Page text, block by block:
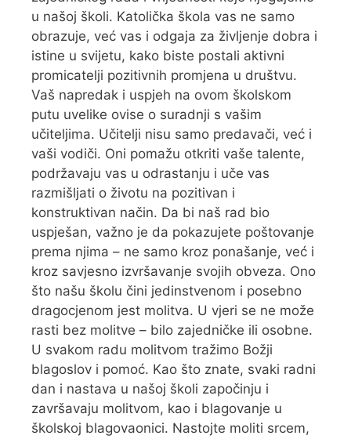
u našoj školi. Katolička škola vas ne samo
obrazuje, već vas i odgaja za življenje dobra i
istine u svijetu, kako biste postali aktivni
promicatelji pozitivnih promjena u društvu.
Vaš napredak i uspjeh na ovom školskom
putu uvelike ovise o suradnji s vašim
učiteljima. Učitelji nisu samo predavači, već i
vaši vodiči. Oni pomažu otkriti vaše talente,
podržavaju vas u odrastanju i uče vas
razmišljati o životu na pozitivan i
konstruktivan način. Da bi naš rad bio
uspješan, važno je da pokazujete poštovanje
prema njima – ne samo kroz ponašanje, već i
kroz savjesno izvršavanje svojih obveza. Ono
što našu školu čini jedinstvenom i posebno
dragocjenom jest molitva. U vjeri se ne može
rasti bez molitve – bilo zajedničke ili osobne.
U svakom radu molitvom tražimo Božji
blagoslov i pomoć. Kao što znate, svaki radni
dan i nastava u našoj školi započinju i
završavaju molitvom, kao i blagovanje u
školskoj blagovaonici. Nastojte moliti srcem,